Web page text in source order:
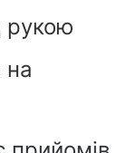
рукою
на